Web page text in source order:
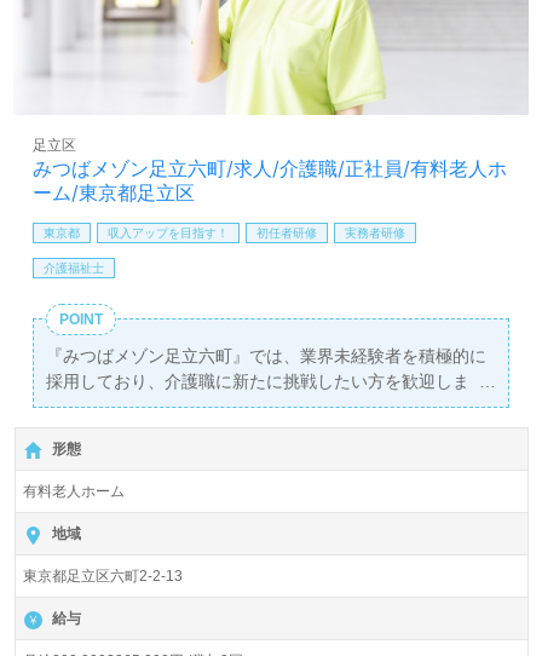
みつばメゾン足立六町/求人/介護職/正社員/有料老人ホ
ーム/東京都足立区
足立区
東京都 収入アップを目指す！ 初任者研修 実務者研修
介護福祉士
POINT
『みつばメゾン足立六町』では、業界未経験者を積極的に
採用しており、介護職に新たに挑戦したい方を歓迎しま
す。当施設は、週休2日制を採用し、曜日固定での勤務が
可能なため、プライベートと仕事の両立がしやすい環境を
提供しています。月給は290,000円から365,000円、さらに
年2回の賞与も支給されるため、安定した収入を得ること
ができます。
介護職として働く中で、看護助手や介護経験がある方はも
ちろん、これから介護の世界に飛び込む方々にも充実した
研修プログラムを用意しています。先輩職員からの丁寧な
指導やサポートがあるため、安心して成長できる環境で
形態
有料老人ホーム
地域
東京都足立区六町2-2-13
給与